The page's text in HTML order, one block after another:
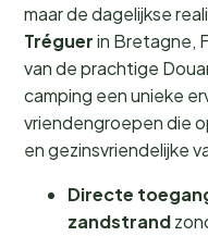
maar de dagelijkse
Tréguerin Bretagne,
van de prachtige
camping een unieke
vriendengroepen die
en gezinsvriendelijke
Directe
zandstrand